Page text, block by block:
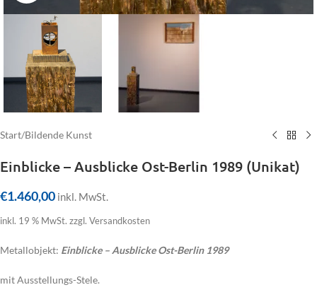
Start/Bildende Kunst
Einblicke – Ausblicke Ost-Berlin 1989 (Unikat)
€1.460,00 inkl. MwSt.
inkl. 19 % MwSt. zzgl. Versandkosten
Metallobjekt: Einblicke – Ausblicke Ost-Berlin 1989
mit Ausstellungs-Stele.